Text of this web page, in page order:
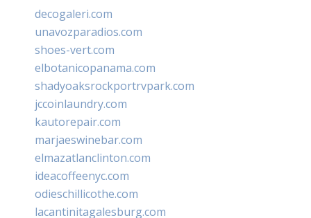
decogaleri.com
unavozparadios.com
shoes-vert.com
elbotanicopanama.com
shadyoaksrockportrvpark.com
jccoinlaundry.com
kautorepair.com
marjaeswinebar.com
elmazatlanclinton.com
ideacoffeenyc.com
odieschillicothe.com
lacantinitagalesburg.com